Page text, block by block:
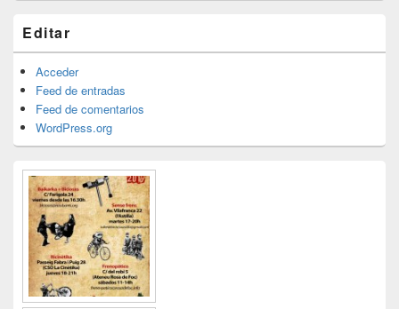
Editar
Acceder
Feed de entradas
Feed de comentarios
WordPress.org